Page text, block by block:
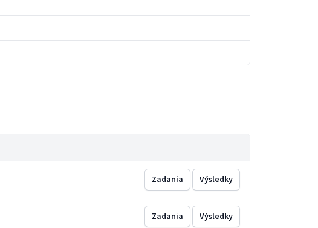
Zadania Výsledky
Zadania Výsledky